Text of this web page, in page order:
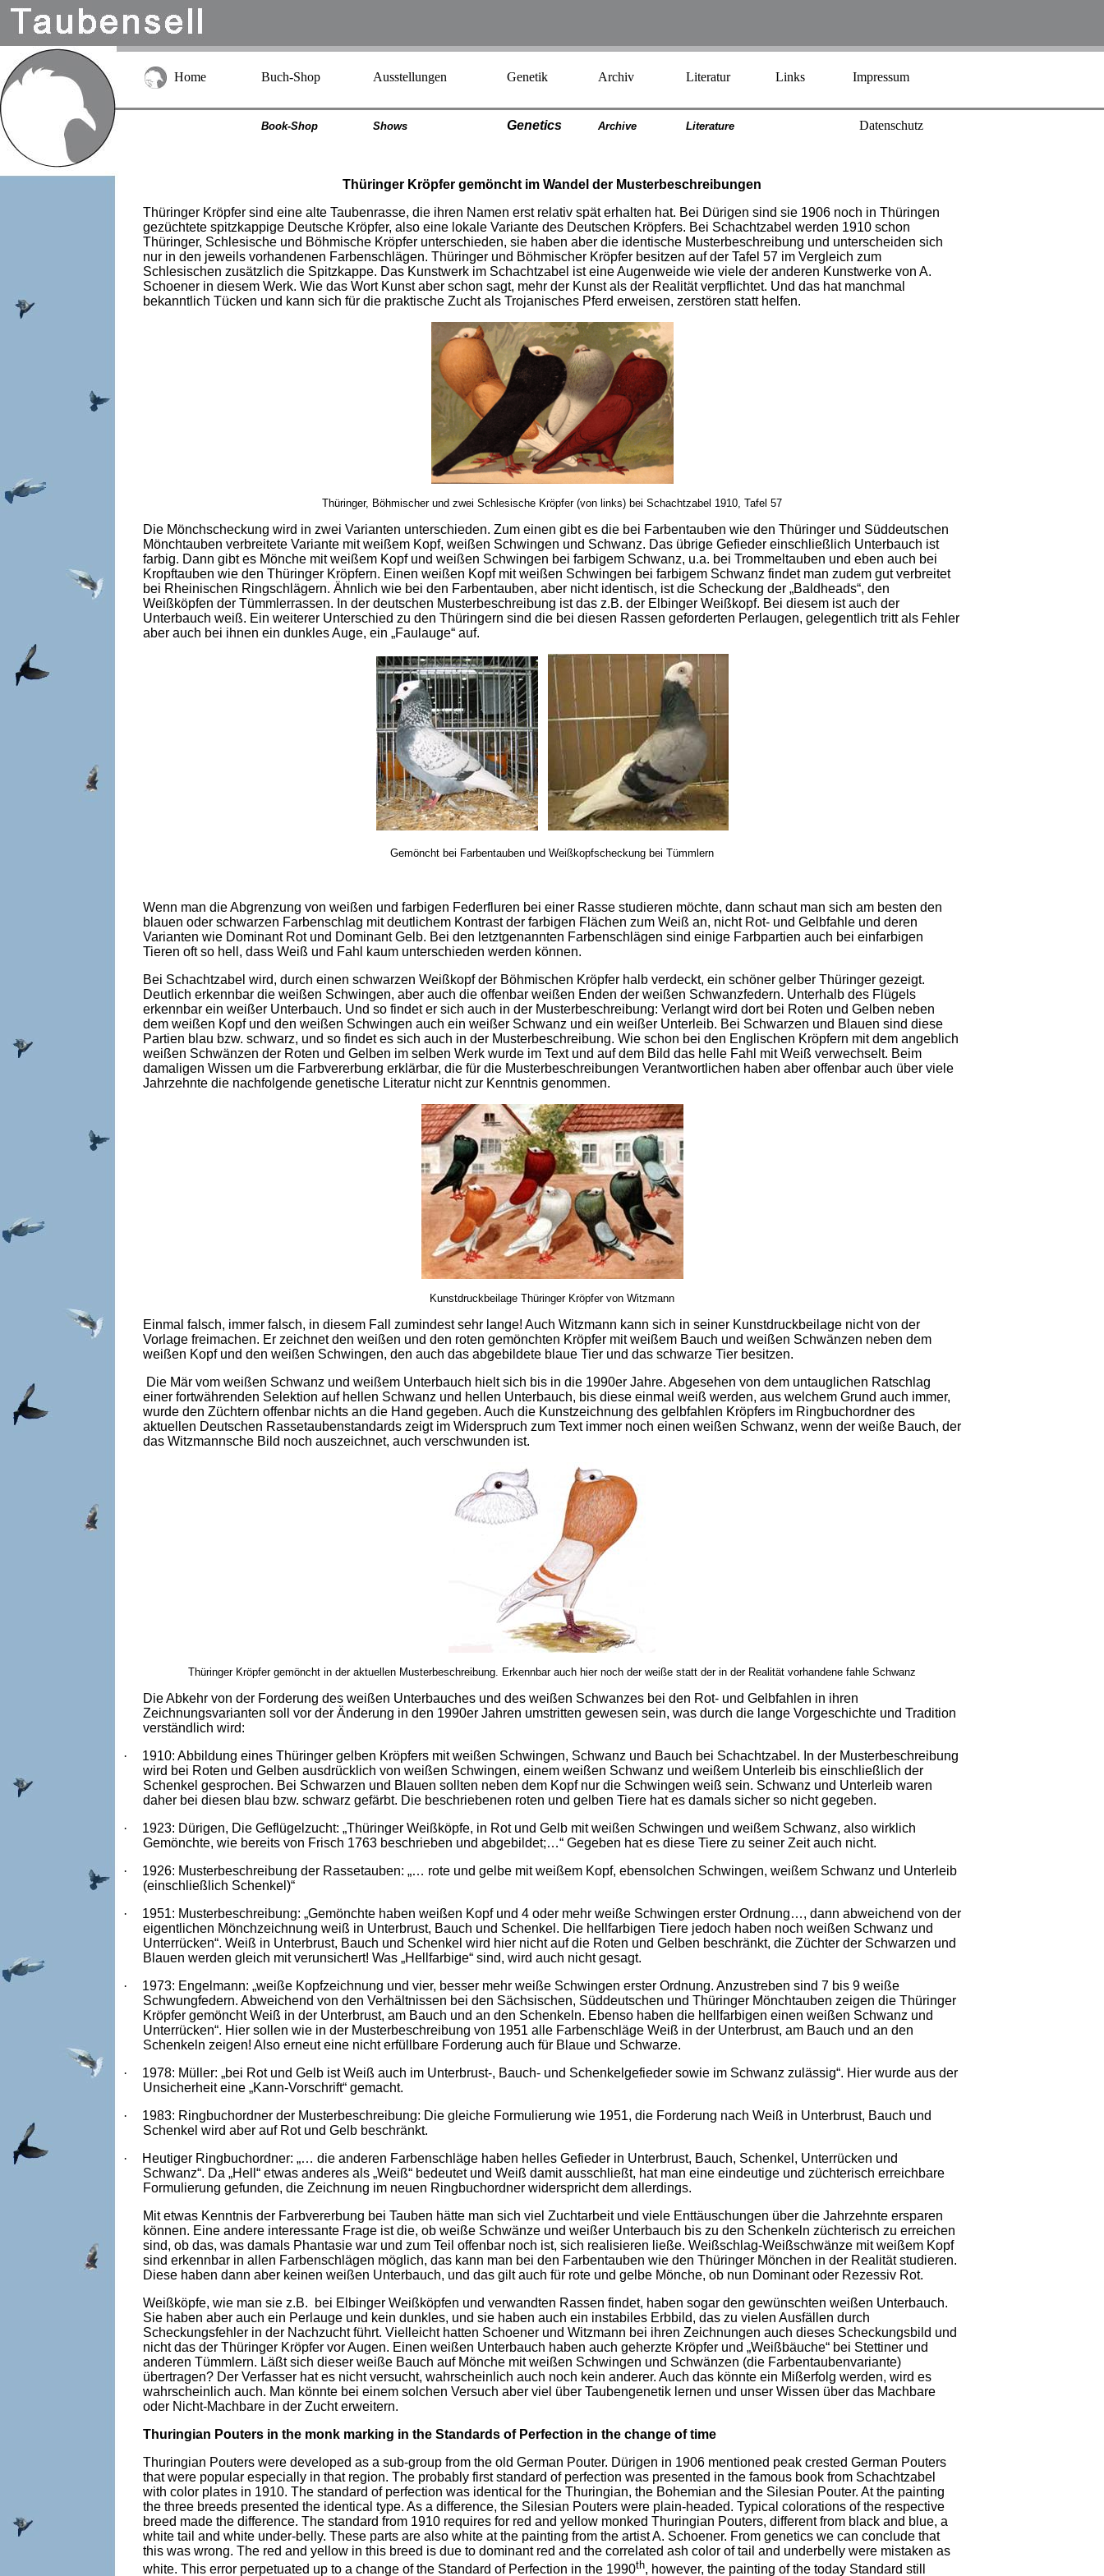
Home Buch-Shop Ausstellungen Genetik Archiv Literatur Links Impressum
Book-Shop Shows Genetics Archive Literature Datenschutz
Thüringer Kröpfer gemöncht im Wandel der Musterbeschreibungen
Thüringer Kröpfer sind eine alte Taubenrasse, die ihren Namen erst relativ spät erhalten hat. Bei Dürigen sind sie 1906 noch in Thüringen
gezüchtete spitzkappige Deutsche Kröpfer, also eine lokale Variante des Deutschen Kröpfers. Bei Schachtzabel werden 1910 schon
Thüringer, Schlesische und Böhmische Kröpfer unterschieden, sie haben aber die identische Musterbeschreibung und unterscheiden sich
nur in den jeweils vorhandenen Farbenschlägen. Thüringer und Böhmischer Kröpfer besitzen auf der Tafel 57 im Vergleich zum
Schlesischen zusätzlich die Spitzkappe. Das Kunstwerk im Schachtzabel ist eine Augenweide wie viele der anderen Kunstwerke von A.
Schoener in diesem Werk. Wie das Wort Kunst aber schon sagt, mehr der Kunst als der Realität verpflichtet. Und das hat manchmal
bekanntlich Tücken und kann sich für die praktische Zucht als Trojanisches Pferd erweisen, zerstören statt helfen.
Thüringer, Böhmischer und zwei Schlesische Kröpfer (von links) bei Schachtzabel 1910, Tafel 57
Die Mönchscheckung wird in zwei Varianten unterschieden. Zum einen gibt es die bei Farbentauben wie den Thüringer und Süddeutschen
Mönchtauben verbreitete Variante mit weißem Kopf, weißen Schwingen und Schwanz. Das übrige Gefieder einschließlich Unterbauch ist
farbig. Dann gibt es Mönche mit weißem Kopf und weißen Schwingen bei farbigem Schwanz, u.a. bei Trommeltauben und eben auch bei
Kropftauben wie den Thüringer Kröpfern. Einen weißen Kopf mit weißen Schwingen bei farbigem Schwanz findet man zudem gut verbreitet
bei Rheinischen Ringschlägern. Ähnlich wie bei den Farbentauben, aber nicht identisch, ist die Scheckung der „Baldheads“, den
Weißköpfen der Tümmlerrassen. In der deutschen Musterbeschreibung ist das z.B. der Elbinger Weißkopf. Bei diesem ist auch der
Unterbauch weiß. Ein weiterer Unterschied zu den Thüringern sind die bei diesen Rassen geforderten Perlaugen, gelegentlich tritt als Fehler
aber auch bei ihnen ein dunkles Auge, ein „Faulauge“ auf.
Gemöncht bei Farbentauben und Weißkopfscheckung bei Tümmlern
Wenn man die Abgrenzung von weißen und farbigen Federfluren bei einer Rasse studieren möchte, dann schaut man sich am besten den
blauen oder schwarzen Farbenschlag mit deutlichem Kontrast der farbigen Flächen zum Weiß an, nicht Rot- und Gelbfahle und deren
Varianten wie Dominant Rot und Dominant Gelb. Bei den letztgenannten Farbenschlägen sind einige Farbpartien auch bei einfarbigen
Tieren oft so hell, dass Weiß und Fahl kaum unterschieden werden können.
Bei Schachtzabel wird, durch einen schwarzen Weißkopf der Böhmischen Kröpfer halb verdeckt, ein schöner gelber Thüringer gezeigt.
Deutlich erkennbar die weißen Schwingen, aber auch die offenbar weißen Enden der weißen Schwanzfedern. Unterhalb des Flügels
erkennbar ein weißer Unterbauch. Und so findet er sich auch in der Musterbeschreibung: Verlangt wird dort bei Roten und Gelben neben
dem weißen Kopf und den weißen Schwingen auch ein weißer Schwanz und ein weißer Unterleib. Bei Schwarzen und Blauen sind diese
Partien blau bzw. schwarz, und so findet es sich auch in der Musterbeschreibung. Wie schon bei den Englischen Kröpfern mit dem angeblich
weißen Schwänzen der Roten und Gelben im selben Werk wurde im Text und auf dem Bild das helle Fahl mit Weiß verwechselt. Beim
damaligen Wissen um die Farbvererbung erklärbar, die für die Musterbeschreibungen Verantwortlichen haben aber offenbar auch über viele
Jahrzehnte die nachfolgende genetische Literatur nicht zur Kenntnis genommen.
Kunstdruckbeilage Thüringer Kröpfer von Witzmann
Einmal falsch, immer falsch, in diesem Fall zumindest sehr lange! Auch Witzmann kann sich in seiner Kunstdruckbeilage nicht von der
Vorlage freimachen. Er zeichnet den weißen und den roten gemönchten Kröpfer mit weißem Bauch und weißen Schwänzen neben dem
weißen Kopf und den weißen Schwingen, den auch das abgebildete blaue Tier und das schwarze Tier besitzen.
Die Mär vom weißen Schwanz und weißem Unterbauch hielt sich bis in die 1990er Jahre. Abgesehen von dem untauglichen Ratschlag
einer fortwährenden Selektion auf hellen Schwanz und hellen Unterbauch, bis diese einmal weiß werden, aus welchem Grund auch immer,
wurde den Züchtern offenbar nichts an die Hand gegeben. Auch die Kunstzeichnung des gelbfahlen Kröpfers im Ringbuchordner des
aktuellen Deutschen Rassetaubenstandards zeigt im Widerspruch zum Text immer noch einen weißen Schwanz, wenn der weiße Bauch, der
das Witzmannsche Bild noch auszeichnet, auch verschwunden ist.
Thüringer Kröpfer gemöncht in der aktuellen Musterbeschreibung. Erkennbar auch hier noch der weiße statt der in der Realität vorhandene fahle Schwanz
Die Abkehr von der Forderung des weißen Unterbauches und des weißen Schwanzes bei den Rot- und Gelbfahlen in ihren
Zeichnungsvarianten soll vor der Änderung in den 1990er Jahren umstritten gewesen sein, was durch die lange Vorgeschichte und Tradition
verständlich wird:
·
1910: Abbildung eines Thüringer gelben Kröpfers mit weißen Schwingen, Schwanz und Bauch bei Schachtzabel. In der Musterbeschreibung
wird bei Roten und Gelben ausdrücklich von weißen Schwingen, einem weißen Schwanz und weißem Unterleib bis einschließlich der
Schenkel gesprochen. Bei Schwarzen und Blauen sollten neben dem Kopf nur die Schwingen weiß sein. Schwanz und Unterleib waren
daher bei diesen blau bzw. schwarz gefärbt. Die beschriebenen roten und gelben Tiere hat es damals sicher so nicht gegeben.
·
1923: Dürigen, Die Geflügelzucht: „Thüringer Weißköpfe, in Rot und Gelb mit weißen Schwingen und weißem Schwanz, also wirklich
Gemönchte, wie bereits von Frisch 1763 beschrieben und abgebildet;…“ Gegeben hat es diese Tiere zu seiner Zeit auch nicht.
·
1926: Musterbeschreibung der Rassetauben: „… rote und gelbe mit weißem Kopf, ebensolchen Schwingen, weißem Schwanz und Unterleib
(einschließlich Schenkel)“
·
1951: Musterbeschreibung: „Gemönchte haben weißen Kopf und 4 oder mehr weiße Schwingen erster Ordnung…, dann abweichend von der
eigentlichen Mönchzeichnung weiß in Unterbrust, Bauch und Schenkel. Die hellfarbigen Tiere jedoch haben noch weißen Schwanz und
Unterrücken“. Weiß in Unterbrust, Bauch und Schenkel wird hier nicht auf die Roten und Gelben beschränkt, die Züchter der Schwarzen und
Blauen werden gleich mit verunsichert! Was „Hellfarbige“ sind, wird auch nicht gesagt.
·
1973: Engelmann: „weiße Kopfzeichnung und vier, besser mehr weiße Schwingen erster Ordnung. Anzustreben sind 7 bis 9 weiße
Schwungfedern. Abweichend von den Verhältnissen bei den Sächsischen, Süddeutschen und Thüringer Mönchtauben zeigen die Thüringer
Kröpfer gemöncht Weiß in der Unterbrust, am Bauch und an den Schenkeln. Ebenso haben die hellfarbigen einen weißen Schwanz und
Unterrücken“. Hier sollen wie in der Musterbeschreibung von 1951 alle Farbenschläge Weiß in der Unterbrust, am Bauch und an den
Schenkeln zeigen! Also erneut eine nicht erfüllbare Forderung auch für Blaue und Schwarze.
·
1978: Müller: „bei Rot und Gelb ist Weiß auch im Unterbrust-, Bauch- und Schenkelgefieder sowie im Schwanz zulässig“. Hier wurde aus der
Unsicherheit eine „Kann-Vorschrift“ gemacht.
·
1983: Ringbuchordner der Musterbeschreibung: Die gleiche Formulierung wie 1951, die Forderung nach Weiß in Unterbrust, Bauch und
Schenkel wird aber auf Rot und Gelb beschränkt.
·
Heutiger Ringbuchordner: „… die anderen Farbenschläge haben helles Gefieder in Unterbrust, Bauch, Schenkel, Unterrücken und
Schwanz“. Da „Hell“ etwas anderes als „Weiß“ bedeutet und Weiß damit ausschließt, hat man eine eindeutige und züchterisch erreichbare
Formulierung gefunden, die Zeichnung im neuen Ringbuchordner widerspricht dem allerdings.
Mit etwas Kenntnis der Farbvererbung bei Tauben hätte man sich viel Zuchtarbeit und viele Enttäuschungen über die Jahrzehnte ersparen
können. Eine andere interessante Frage ist die, ob weiße Schwänze und weißer Unterbauch bis zu den Schenkeln züchterisch zu erreichen
sind, ob das, was damals Phantasie war und zum Teil offenbar noch ist, sich realisieren ließe. Weißschlag-Weißschwänze mit weißem Kopf
sind erkennbar in allen Farbenschlägen möglich, das kann man bei den Farbentauben wie den Thüringer Mönchen in der Realität studieren.
Diese haben dann aber keinen weißen Unterbauch, und das gilt auch für rote und gelbe Mönche, ob nun Dominant oder Rezessiv Rot.
Weißköpfe, wie man sie z.B. bei Elbinger Weißköpfen und verwandten Rassen findet, haben sogar den gewünschten weißen Unterbauch.
Sie haben aber auch ein Perlauge und kein dunkles, und sie haben auch ein instabiles Erbbild, das zu vielen Ausfällen durch
Scheckungsfehler in der Nachzucht führt. Vielleicht hatten Schoener und Witzmann bei ihren Zeichnungen auch dieses Scheckungsbild und
nicht das der Thüringer Kröpfer vor Augen. Einen weißen Unterbauch haben auch geherzte Kröpfer und „Weißbäuche“ bei Stettiner und
anderen Tümmlern. Läßt sich dieser weiße Bauch auf Mönche mit weißen Schwingen und Schwänzen (die Farbentaubenvariante)
übertragen? Der Verfasser hat es nicht versucht, wahrscheinlich auch noch kein anderer. Auch das könnte ein Mißerfolg werden, wird es
wahrscheinlich auch. Man könnte bei einem solchen Versuch aber viel über Taubengenetik lernen und unser Wissen über das Machbare
oder Nicht-Machbare in der Zucht erweitern.
Thuringian Pouters in the monk marking in the Standards of Perfection in the change of time
Thuringian Pouters were developed as a sub-group from the old German Pouter. Dürigen in 1906 mentioned peak crested German Pouters
that were popular especially in that region. The probably first standard of perfection was presented in the famous book from Schachtzabel
with color plates in 1910. The standard of perfection was identical for the Thuringian, the Bohemian and the Silesian Pouter. At the painting
the three breeds presented the identical type. As a difference, the Silesian Pouters were plain-headed. Typical colorations of the respective
breed made the difference. The standard from 1910 requires for red and yellow monked Thuringian Pouters, different from black and blue, a
white tail and white under-belly. These parts are also white at the painting from the artist A. Schoener. From genetics we can conclude that
this was wrong. The red and yellow in this breed is due to dominant red and the correlated ash color of tail and underbelly were mistaken as
white. This error perpetuated up to a change of the Standard of Perfection in the 1990th, however, the painting of the today Standard still